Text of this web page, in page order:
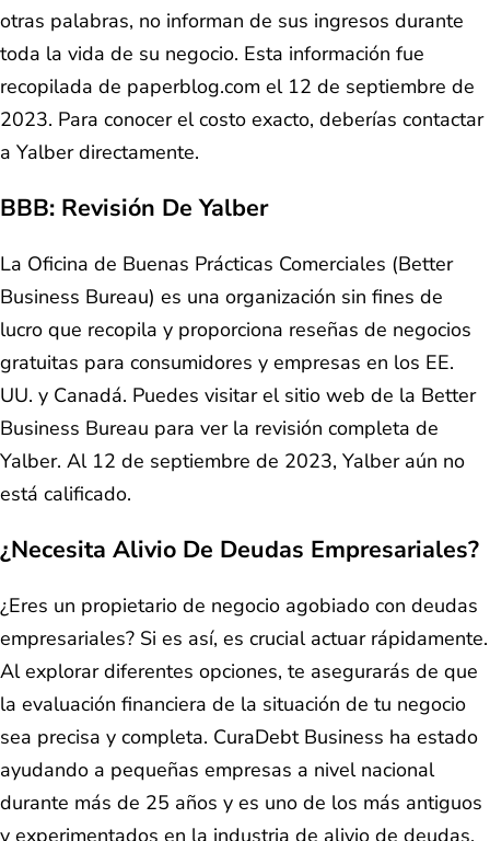
otras palabras, no informan de sus ingresos durante
toda la vida de su negocio. Esta información fue
recopilada de paperblog.com el 12 de septiembre de
2023. Para conocer el costo exacto, deberías contactar
a Yalber directamente.
BBB: Revisión De Yalber
La Oficina de Buenas Prácticas Comerciales (Better
Business Bureau) es una organización sin fines de
lucro que recopila y proporciona reseñas de negocios
gratuitas para consumidores y empresas en los EE.
UU. y Canadá. Puedes visitar el sitio web de la Better
Business Bureau para ver la revisión completa de
Yalber. Al 12 de septiembre de 2023, Yalber aún no
está calificado.
¿Necesita Alivio De Deudas Empresariales?
¿Eres un propietario de negocio agobiado con deudas
empresariales? Si es así, es crucial actuar rápidamente.
Al explorar diferentes opciones, te asegurarás de que
la evaluación financiera de la situación de tu negocio
sea precisa y completa. CuraDebt Business ha estado
ayudando a pequeñas empresas a nivel nacional
durante más de 25 años y es uno de los más antiguos